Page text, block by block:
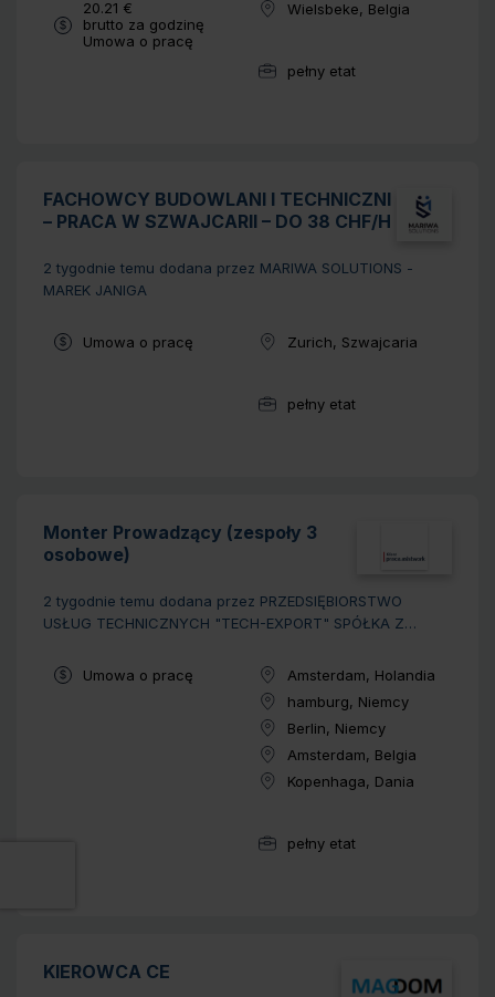
Wynagrodzenie:
20.21 €
brutto za godzinę
Typ umowy:
Umowa o pracę
Lokalizacja:
Wielsbeke, Belgia
Wymiar pracy:
pełny etat
FACHOWCY BUDOWLANI I TECHNICZNI
– PRACA W SZWAJCARII – DO 38 CHF/H
2 tygodnie temu dodana przez MARIWA SOLUTIONS -
MAREK JANIGA
Typ umowy:
Umowa o pracę Lokalizacja:
Zurich, Szwajcaria
Wymiar pracy:
pełny etat
Monter Prowadzący (zespoły 3
osobowe)
2 tygodnie temu dodana przez PRZEDSIĘBIORSTWO
USŁUG TECHNICZNYCH "TECH-EXPORT" SPÓŁKA Z
Typ umowy:
Umowa o pracę Lokalizacja:
Amsterdam, Holandia
Lokalizacja:
hamburg, Niemcy
Lokalizacja:
Berlin, Niemcy
Lokalizacja:
Amsterdam, Belgia
Lokalizacja:
Kopenhaga, Dania
Wymiar pracy:
pełny etat
KIEROWCA CE